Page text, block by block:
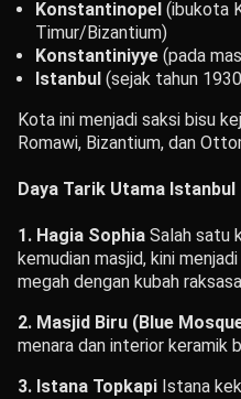
Konstantinopel (ibukota
Timur/Bizantium)
Konstantiniyye (pada
Istanbul (sejak tahun
Kota ini menjadi saksi bisu
Romawi, Bizantium, dan
Daya Tarik Utama Istanbul
1. Hagia Sophia Salah satu
kemudian masjid, kini
megah dengan kubah
2. Masjid Biru (Blue
menara dan interior keramik
3. Istana Topkapi Istana